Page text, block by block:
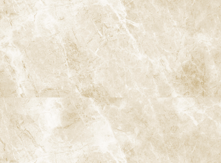
とに、具体的な治療計画を立てるためのソフトウェアです。この
ツールを使うことで、歯の動きをシミュレーションし、患者様が
治療の過程を視覚的に理解できるようになります。クリンチェッ
クによって、歯科医師は治療の進行状況を把握しやすくなり、患者
様に対して最適な治療を提案することができます。
6. iTero Luminaについて
iTero Luminaは、先進のiTeroスキャナーシリーズで、さらに進化
した機能を搭載しています。この機器は、より高精度で迅速なス
キャンが可能で、患者様の口腔内をさらに詳細にデジタル化する
ことができます。iTero Luminaは、特に小型化されているため、
操作がしやすく、患者様にとっても負担を感じにくい設計となって